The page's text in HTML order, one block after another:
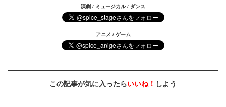
演劇 / ミュージカル / ダンス
アニメ / ゲーム
この記事が気に入ったらいいね！ しよう